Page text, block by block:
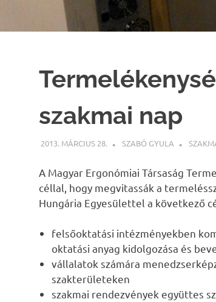
szakmai nap
2013. MÁRCIUS 28. SZABÓ GYULA
A Magyar Ergonómiai Társaság
céllal, hogy megvitassák a
Hungária Egyesülettel a következő
felsőoktatási intézményekben
oktatási anyag kidolgozása és
vállalatok számára
szakterületeken
szakmai rendezvények együttes